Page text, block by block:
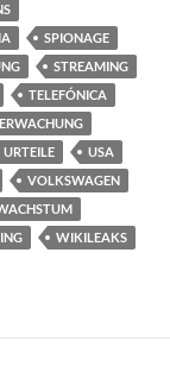
SPIONAGE
STREAMING
TELEFÓNICA
URTEILE
USA
VOLKSWAGEN
WIKILEAKS